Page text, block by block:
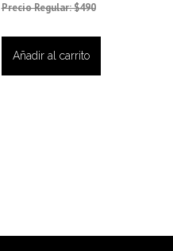
Precio Regular: $490
Añadir al carrito